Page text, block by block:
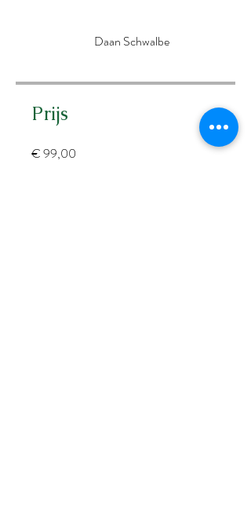
Daan Schwalbe
Prijs
€ 99,00